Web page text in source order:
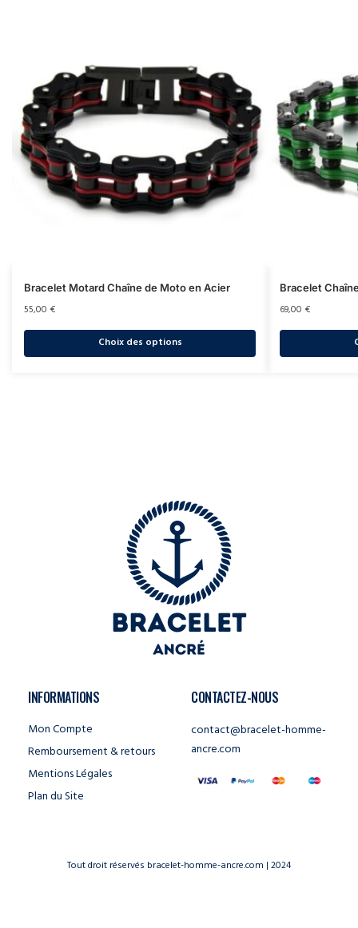
Bracelet Motard Chaîne de Moto en Acier
55,00 €
Choix des options
Bracelet
69,00 €
INFORMATIONS
Mon Compte
Remboursement & retours
Mentions Légales
Plan du Site
CONTACTEZ-NOUS
contact@bracelet-homme-
ancre.com
Tout droit réservés bracelet-homme-ancre.com | 2024